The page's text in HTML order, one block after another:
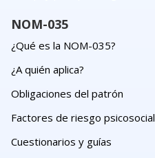
NOM-035
¿Qué es la NOM-035?
¿A quién aplica?
Obligaciones del patrón
Factores de riesgo psicosocial
Cuestionarios y guías